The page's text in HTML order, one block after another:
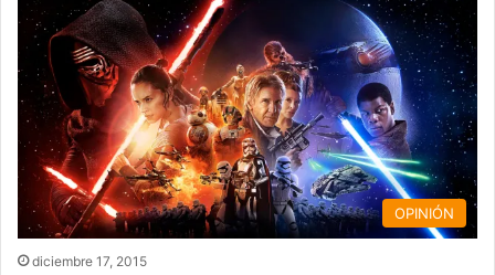
OPINIÓN
diciembre 17, 2015